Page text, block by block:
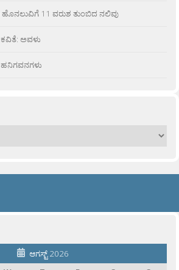
ಹೊನಲುವಿಗೆ 11 ವರುಶ ತುಂಬಿದ ನಲಿವು
ಕವಿತೆ: ಅವಳು
ಹನಿಗವನಗಳು
ಆಗಸ್ಟ್ 2026